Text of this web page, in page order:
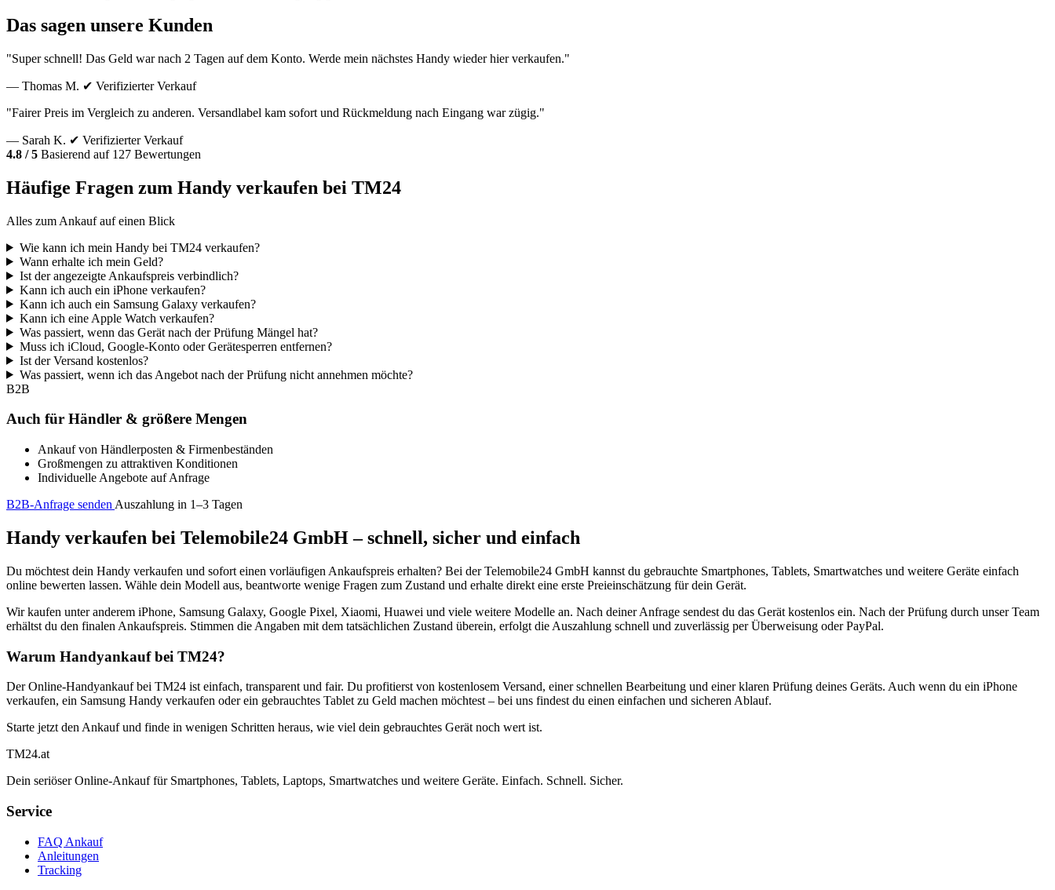
Das sagen unsere Kunden
"Super schnell! Das Geld war nach 2 Tagen auf dem Konto. Werde mein nächstes Handy wieder hier verkaufen."
— Thomas M. ✔ Verifizierter Verkauf
"Fairer Preis im Vergleich zu anderen. Versandlabel kam sofort und Rückmeldung nach Eingang war zügig."
— Sarah K. ✔ Verifizierter Verkauf
4.8 / 5 Basierend auf 127 Bewertungen
Häufige Fragen zum Handy verkaufen bei TM24
Alles zum Ankauf auf einen Blick
Wie kann ich mein Handy bei TM24 verkaufen?
Wann erhalte ich mein Geld?
Ist der angezeigte Ankaufspreis verbindlich?
Kann ich auch ein iPhone verkaufen?
Kann ich auch ein Samsung Galaxy verkaufen?
Kann ich eine Apple Watch verkaufen?
Was passiert, wenn das Gerät nach der Prüfung Mängel hat?
Muss ich iCloud, Google-Konto oder Gerätesperren entfernen?
Ist der Versand kostenlos?
Was passiert, wenn ich das Angebot nach der Prüfung nicht annehmen möchte?
B2B
Auch für Händler & größere Mengen
Ankauf von Händlerposten & Firmenbeständen
Großmengen zu attraktiven Konditionen
Individuelle Angebote auf Anfrage
B2B-Anfrage senden Auszahlung in 1–3 Tagen
Handy verkaufen bei Telemobile24 GmbH – schnell, sicher und einfach
Du möchtest dein Handy verkaufen und sofort einen vorläufigen Ankaufspreis erhalten? Bei der Telemobile24 GmbH kannst du gebrauchte Smartphones, Tablets, Smartwatches und weitere Geräte einfach
online bewerten lassen. Wähle dein Modell aus, beantworte wenige Fragen zum Zustand und erhalte direkt eine erste Preieinschätzung für dein Gerät.
Wir kaufen unter anderem iPhone, Samsung Galaxy, Google Pixel, Xiaomi, Huawei und viele weitere Modelle an. Nach deiner Anfrage sendest du das Gerät kostenlos ein. Nach der Prüfung durch unser Team
erhältst du den finalen Ankaufspreis. Stimmen die Angaben mit dem tatsächlichen Zustand überein, erfolgt die Auszahlung schnell und zuverlässig per Überweisung oder PayPal.
Warum Handyankauf bei TM24?
Der Online-Handyankauf bei TM24 ist einfach, transparent und fair. Du profitierst von kostenlosem Versand, einer schnellen Bearbeitung und einer klaren Prüfung deines Geräts. Auch wenn du ein iPhone
verkaufen, ein Samsung Handy verkaufen oder ein gebrauchtes Tablet zu Geld machen möchtest – bei uns findest du einen einfachen und sicheren Ablauf.
Starte jetzt den Ankauf und finde in wenigen Schritten heraus, wie viel dein gebrauchtes Gerät noch wert ist.
TM24.at
Dein seriöser Online-Ankauf für Smartphones, Tablets, Laptops, Smartwatches und weitere Geräte. Einfach. Schnell. Sicher.
Service
FAQ Ankauf
Anleitungen
Tracking